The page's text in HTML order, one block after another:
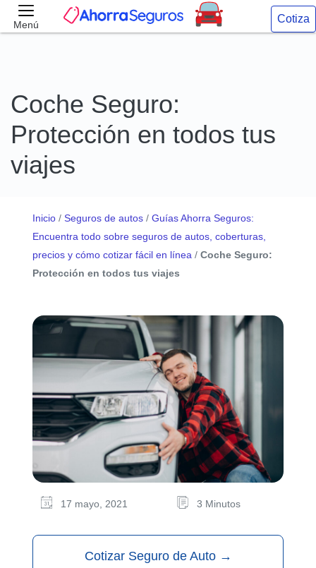
Menú Cotiza
Coche Seguro:
Protección en todos tus
viajes
Inicio / Seguros de autos / Guías Ahorra Seguros:
Encuentra todo sobre seguros de autos, coberturas,
precios y cómo cotizar fácil en línea / Coche Seguro:
Protección en todos tus viajes
17 mayo, 2021 3 Minutos
Cotizar Seguro de Auto →